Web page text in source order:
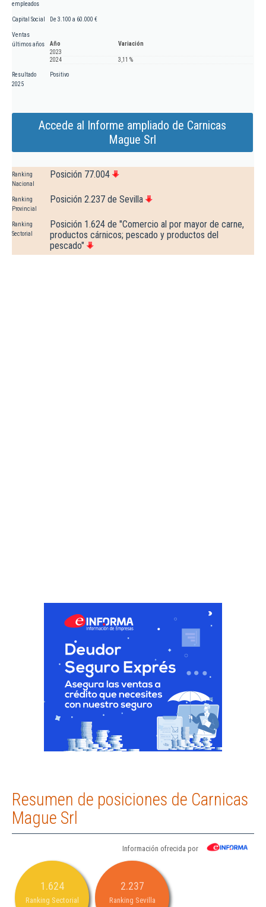
empleados
Capital Social De 3.100 a 60.000 €
Ventas
últimos años
Año
Variación
2023
2024
3,11 %
Resultado
2025
Positivo
Accede al Informe ampliado de Carnicas
Mague Srl
Ranking
Nacional
Posición 77.004
Ranking
Provincial
Posición 2.237 de Sevilla
Ranking
Sectorial
Posición 1.624 de "Comercio al por mayor de carne,
productos cárnicos; pescado y productos del
pescado"
Resumen de posiciones de Carnicas
Mague Srl
Información ofrecida por
1.624
Ranking Sectorial
2.237
Ranking Sevilla